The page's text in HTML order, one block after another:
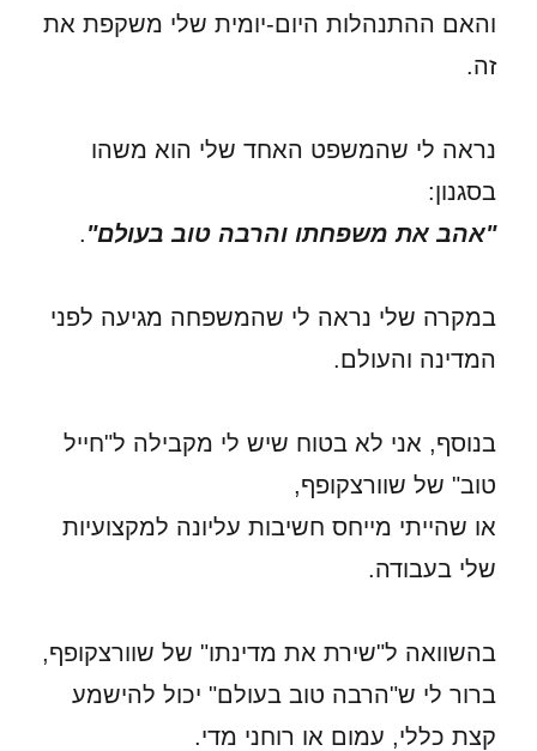
והאם ההתנהלות היום-יומית שלי משקפת את
זה.
נראה לי שהמשפט האחד שלי הוא משהו
בסגנון:
"אהב את משפחתו והרבה טוב בעולם".
במקרה שלי נראה לי שהמשפחה מגיעה לפני
המדינה והעולם.
בנוסף, אני לא בטוח שיש לי מקבילה ל"חייל
טוב" של שוורצקופף,
או שהייתי מייחס חשיבות עליונה למקצועיות
שלי בעבודה.
בהשוואה ל"שירת את מדינתו" של שוורצקופף,
ברור לי ש"הרבה טוב בעולם" יכול להישמע
קצת כללי, עמום או רוחני מדי.